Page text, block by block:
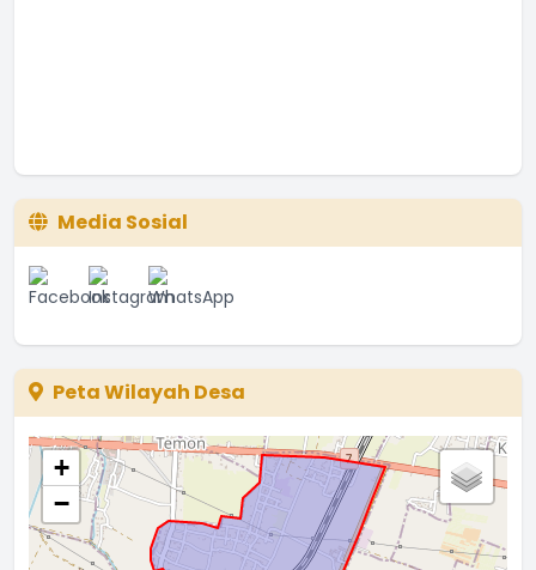
Media Sosial
Peta Wilayah Desa
+
−